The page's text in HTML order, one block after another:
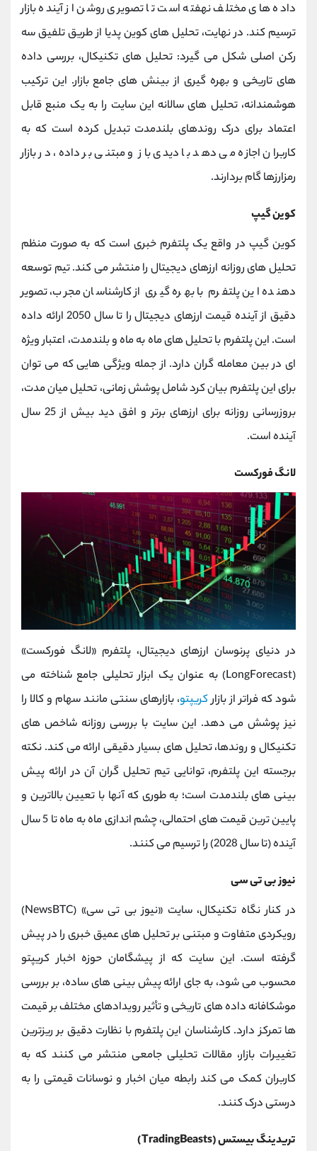
داده ‌های مختلف نهفته است تا تصویری روشن از آینده بازار
ترسیم کند. در نهایت، تحلیل ‌های کوین‌ پدیا از طریق تلفیق سه
رکن اصلی شکل می ‌گیرد: تحلیل‌ های تکنیکال، بررسی داده‌
های تاریخی و بهره‌ گیری از بینش ‌های جامع بازار. این ترکیب
هوشمندانه، تحلیل ‌های سالانه این سایت را به یک منبع قابل
اعتماد برای درک روندهای بلندمدت تبدیل کرده است که به
کاربران اجازه می ‌دهد با دیدی باز و مبتنی بر داده، در بازار
رمزارزها گام بردارند.
کوین گیپ
کوین گیپ در واقع یک پلتفرم خبری است که به صورت منظم
تحلیل های روزانه ارزهای دیجیتال را منتشر می کند. تیم توسعه
دهنده این پلتفرم با بهره گیری از کارشناسان مجرب، تصویر
دقیق از آینده قیمت ارزهای دیجیتال را تا سال 2050 ارائه داده
است. این پلتفرم با تحلیل های ماه به ماه و بلندمدت، اعتبار ویژه
ای در بین معامله گران دارد. از جمله ویژگی هایی که می توان
برای این پلتفرم بیان کرد شامل پوشش زمانی، تحلیل میان مدت،
بروزرسانی روزانه برای ارزهای برتر و افق دید بیش از 25 سال
آینده است.
لانگ فورکست
در دنیای پرنوسان ارزهای دیجیتال، پلتفرم «لانگ فورکست»
(LongForecast) به‌ عنوان یک ابزار تحلیلی جامع شناخته می‌
شود که فراتر از بازارکریپتو، بازارهای سنتی مانند سهام و کالا را
نیز پوشش می‌ دهد. این سایت با بررسی روزانه شاخص ‌های
تکنیکال و روندها، تحلیل ‌های بسیار دقیقی ارائه می ‌کند. نکته
برجسته این پلتفرم، توانایی تیم تحلیل ‌گران آن در ارائه پیش
‌بینی‌ های بلندمدت است؛ به‌ طوری که آنها با تعیین بالاترین و
پایین ‌ترین قیمت ‌های احتمالی، چشم ‌اندازی ماه به ماه تا 5 سال
آینده (تا سال 2028) را ترسیم می ‌کنند.
نیوز بی‌ تی ‌سی
در کنار نگاه تکنیکال، سایت «نیوز بی ‌تی‌ سی» (NewsBTC)
رویکردی متفاوت و مبتنی بر تحلیل ‌های عمیق خبری را در پیش
گرفته است. این سایت که از پیشگامان حوزه اخبار کریپتو
محسوب می ‌شود، به جای ارائه پیش ‌بینی ‌های ساده، بر بررسی
موشکافانه داده ‌های تاریخی و تأثیر رویدادهای مختلف بر قیمت
‌ها تمرکز دارد. کارشناسان این پلتفرم با نظارت دقیق بر ریزترین
تغییرات بازار، مقالات تحلیلی جامعی منتشر می ‌کنند که به
کاربران کمک می ‌کند رابطه میان اخبار و نوسانات قیمتی را به
درستی درک کنند.
تریدینگ بیستس (TradingBeasts)